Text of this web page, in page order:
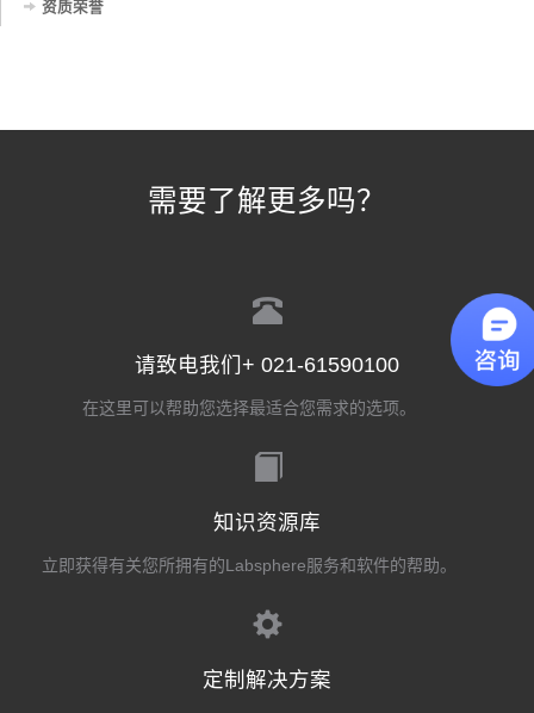
资质荣誉
需要了解更多吗？
请致电我们+ 021-61590100
在这里可以帮助您选择最适合您需求的选项。
知识资源库
立即获得有关您所拥有的Labsphere服务和软件的帮助。
定制解决方案